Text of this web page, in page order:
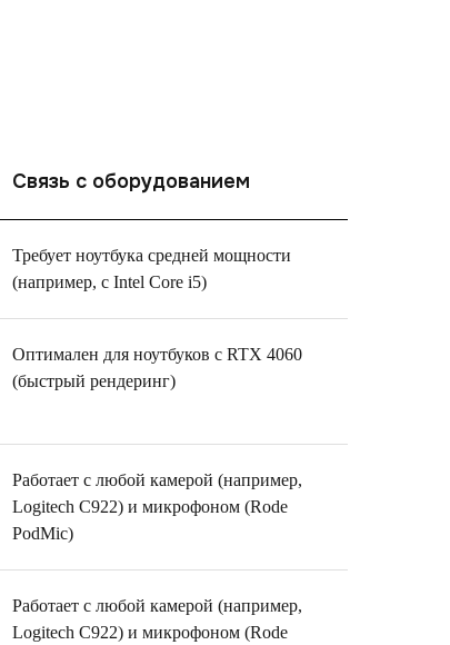
Связь с оборудованием
Требует ноутбука средней мощности
(например, с Intel Core i5)
Оптимален для ноутбуков с RTX 4060
(быстрый рендеринг)
Работает с любой камерой (например,
Logitech C922) и микрофоном (Rode
PodMic)
Работает с любой камерой (например,
Logitech C922) и микрофоном (Rode